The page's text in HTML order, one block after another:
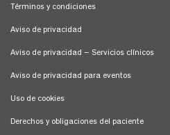
Términos y condiciones
Aviso de privacidad
Aviso de privacidad – Servicios clínicos
Aviso de privacidad para eventos
Uso de cookies
Derechos y obligaciones del paciente